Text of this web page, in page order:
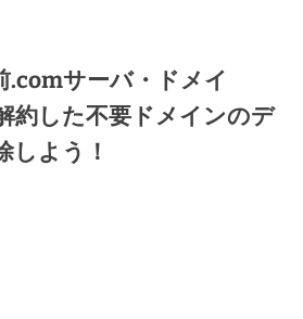
.comサーバ・ドメイ
約した不要ドメインのデ
しよう！